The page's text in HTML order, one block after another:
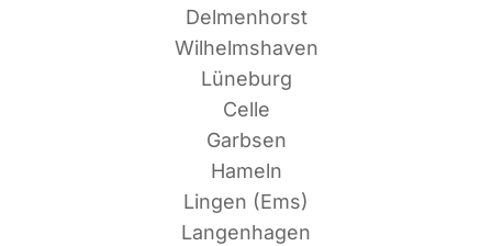
Delmenhorst
Wilhelmshaven
Lüneburg
Celle
Garbsen
Hameln
Lin­gen (Ems)
Langenhagen